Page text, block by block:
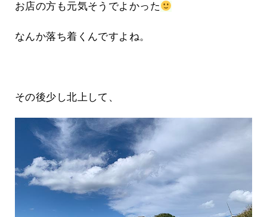
お店の方も元気そうでよかった
なんか落ち着くんですよね。
その後少し北上して、